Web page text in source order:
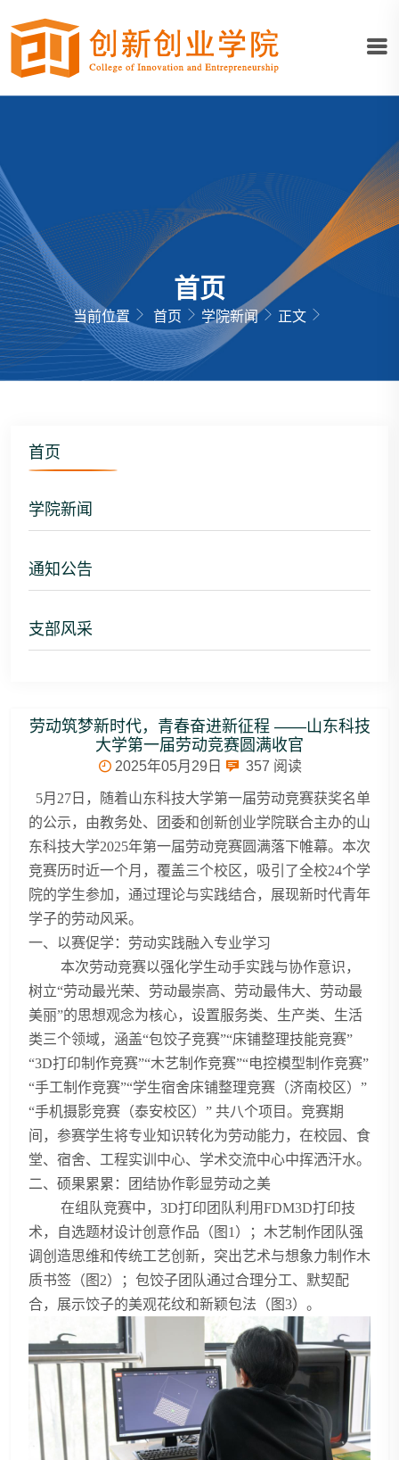
首页
当前位置 首页 学院新闻 正文
首页
学院新闻
通知公告
支部风采
劳动筑梦新时代，青春奋进新征程 ——山东科技
大学第一届劳动竞赛圆满收官
2025年05月29日 357 阅读
5月27日，随着山东科技大学第一届劳动竞赛获奖名单
的公示，由教务处、团委和创新创业学院联合主办的山
东科技大学2025年第一届劳动竞赛圆满落下帷幕。本次
竞赛历时近一个月，覆盖三个校区，吸引了全校24个学
院的学生参加，通过理论与实践结合，展现新时代青年
学子的劳动风采。
一、以赛促学：劳动实践融入专业学习
本次劳动竞赛以强化学生动手实践与协作意识，
树立“劳动最光荣、劳动最崇高、劳动最伟大、劳动最
美丽”的思想观念为核心，设置服务类、生产类、生活
类三个领域，涵盖“包饺子竞赛”“床铺整理技能竞赛”
“3D打印制作竞赛”“木艺制作竞赛”“电控模型制作竞赛”
“手工制作竞赛”“学生宿舍床铺整理竞赛（济南校区）”
“手机摄影竞赛（泰安校区）” 共八个项目。竞赛期
间，参赛学生将专业知识转化为劳动能力，在校园、食
堂、宿舍、工程实训中心、学术交流中心中挥洒汗水。
二、硕果累累：团结协作彰显劳动之美
在组队竞赛中，3D打印团队利用FDM3D打印技
术，自选题材设计创意作品（图1）；木艺制作团队强
调创造思维和传统工艺创新，突出艺术与想象力制作木
质书签（图2）；包饺子团队通过合理分工、默契配
合，展示饺子的美观花纹和新颖包法（图3）。